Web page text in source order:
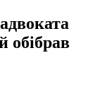
обібрав